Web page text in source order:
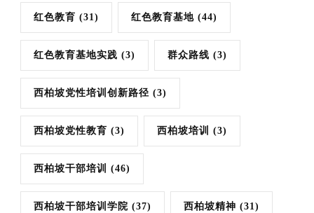
红色教育 (31) 红色教育基地 (44)
红色教育基地实践 (3) 群众路线 (3)
西柏坡党性培训创新路径 (3)
西柏坡党性教育 (3) 西柏坡培训 (3)
西柏坡干部培训 (46)
西柏坡干部培训学院 (37) 西柏坡精神 (31)